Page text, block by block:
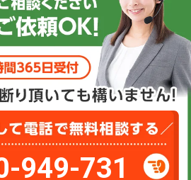
949-731